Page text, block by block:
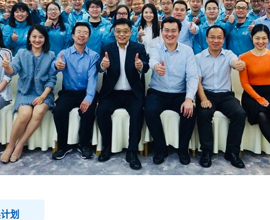
划